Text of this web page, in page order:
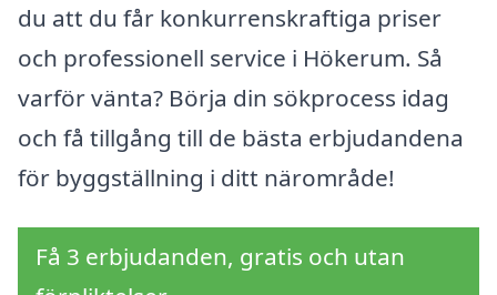
du att du får konkurrenskraftiga priser
och professionell service i Hökerum. Så
varför vänta? Börja din sökprocess idag
och få tillgång till de bästa erbjudandena
för byggställning i ditt närområde!
Få 3 erbjudanden, gratis och utan